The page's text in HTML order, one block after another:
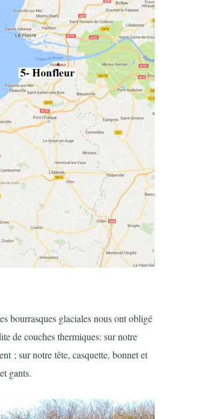
bourrasques glaciales nous ont obligé
de couches thermiques: sur notre
; sur notre tête, casquette, bonnet et
gants.